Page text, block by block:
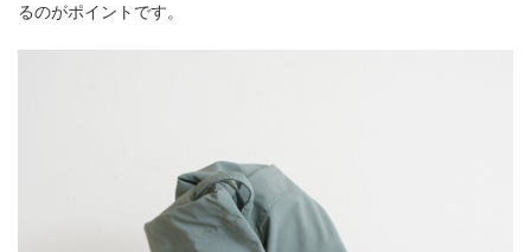
るのがポイントです。